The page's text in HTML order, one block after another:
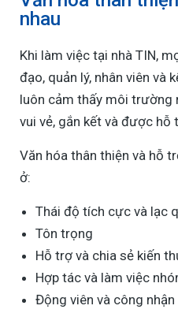
nhau
Khi làm việc tại nhà TIN,
đạo, quản lý, nhân viên và
luôn cảm thấy môi trường
vui vẻ, gắn kết và được hỗ
Văn hóa thân thiện và hỗ
ở:
Thái độ tích cực và lạc
Tôn trọng
Hỗ trợ và chia sẻ kiến
Hợp tác và làm việc
Động viên và công nhận